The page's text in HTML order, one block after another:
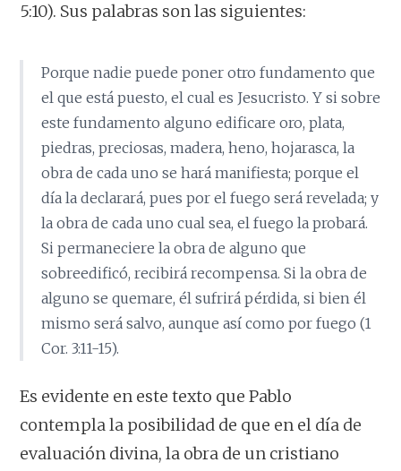
5:10). Sus palabras son las siguientes:
Porque nadie puede poner otro fundamento que
el que está puesto, el cual es Jesucristo. Y si sobre
este fundamento alguno edificare oro, plata,
piedras, preciosas, madera, heno, hojarasca, la
obra de cada uno se hará manifiesta; porque el
día la declarará, pues por el fuego será revelada; y
la obra de cada uno cual sea, el fuego la probará.
Si permaneciere la obra de alguno que
sobreedificó, recibirá recompensa. Si la obra de
alguno se quemare, él sufrirá pérdida, si bien él
mismo será salvo, aunque así como por fuego (1
Cor. 3:11-15).
Es evidente en este texto que Pablo
contempla la posibilidad de que en el día de
evaluación divina, la obra de un cristiano